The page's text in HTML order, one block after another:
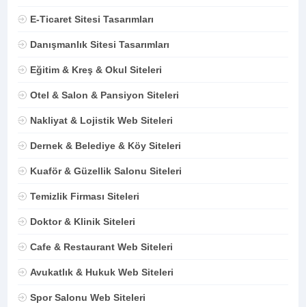
E-Ticaret Sitesi Tasarımları
Danışmanlık Sitesi Tasarımları
Eğitim & Kreş & Okul Siteleri
Otel & Salon & Pansiyon Siteleri
Nakliyat & Lojistik Web Siteleri
Dernek & Belediye & Köy Siteleri
Kuaför & Güzellik Salonu Siteleri
Temizlik Firması Siteleri
Doktor & Klinik Siteleri
Cafe & Restaurant Web Siteleri
Avukatlık & Hukuk Web Siteleri
Spor Salonu Web Siteleri